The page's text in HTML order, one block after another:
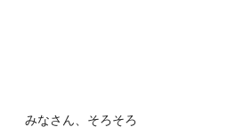
みなさん、そろそろ